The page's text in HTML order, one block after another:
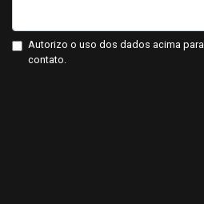
Autorizo o uso dos dados acima para
contato.